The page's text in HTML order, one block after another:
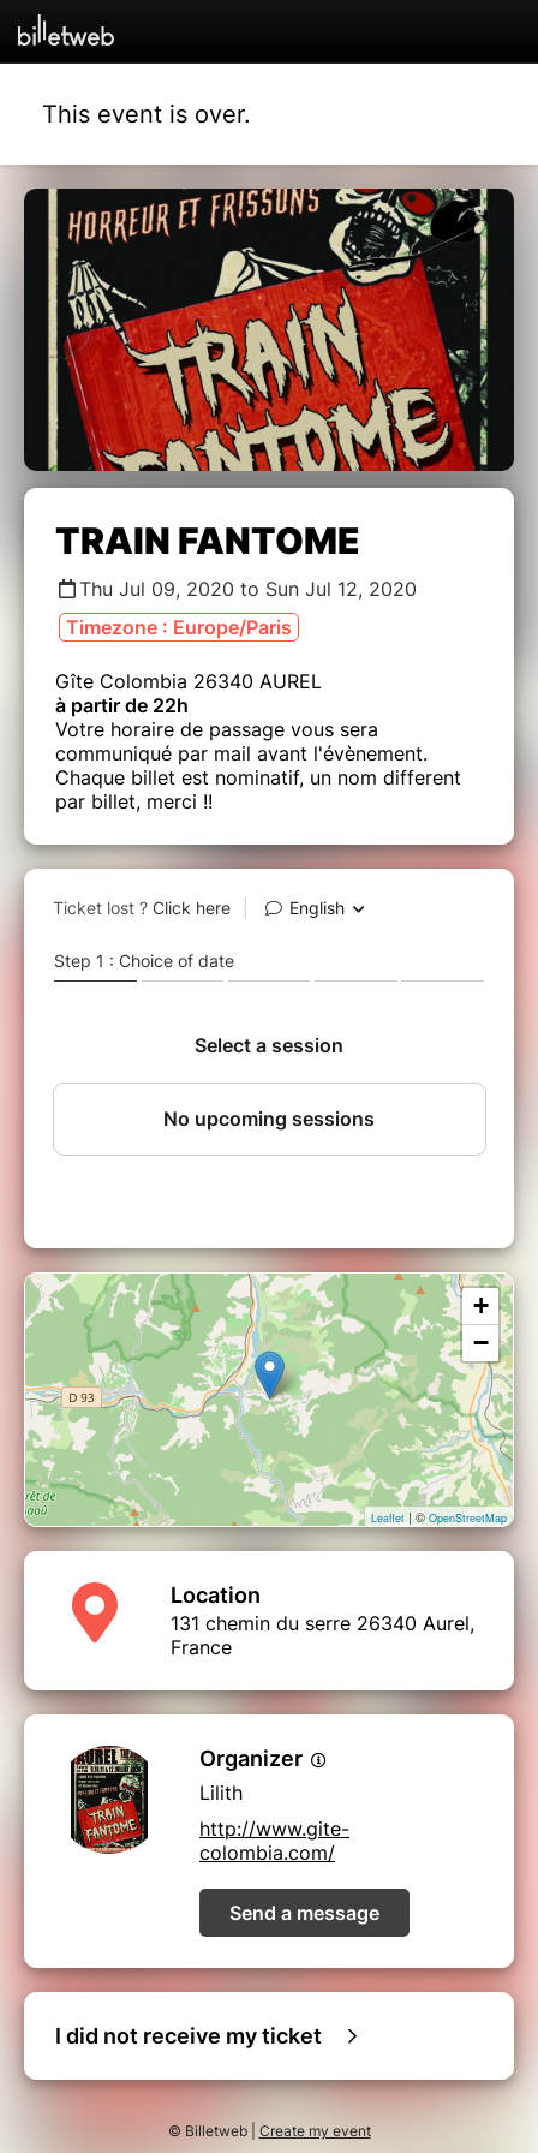
This event is over.
TRAIN FANTOME
Thu Jul 09, 2020 to Sun Jul 12, 2020
Timezone : Europe/Paris
Gîte Colombia 26340 AUREL
à partir de 22h
Votre horaire de passage vous sera
communiqué par mail avant l'évènement.
Chaque billet est nominatif, un nom different
par billet, merci !!
+
−
Leaflet | © OpenStreetMap
Location
131 chemin du serre 26340 Aurel,
France
Organizer
Lilith
http://www.gite-
colombia.com/
Send a message
I did not receive my ticket
© Billetweb | Create my event